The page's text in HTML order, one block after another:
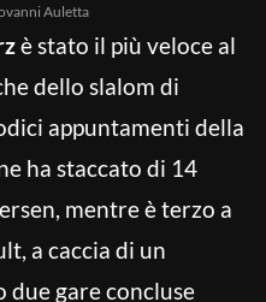
Auletta
è stato il più veloce al
dello slalom di
appuntamenti della
ha staccato di 14
mentre è terzo a
a caccia di un
gare concluse